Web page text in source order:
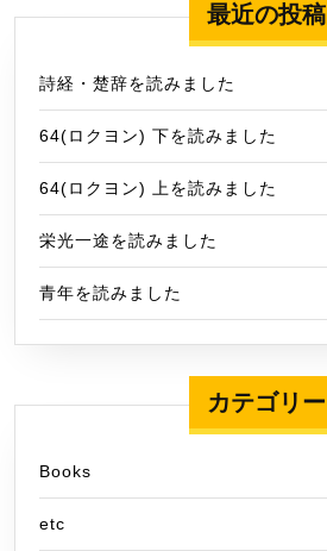
最近の投稿
詩経・楚辞を読みました
64(ロクヨン) 下を読みました
64(ロクヨン) 上を読みました
栄光一途を読みました
青年を読みました
カテゴリー
Books
etc